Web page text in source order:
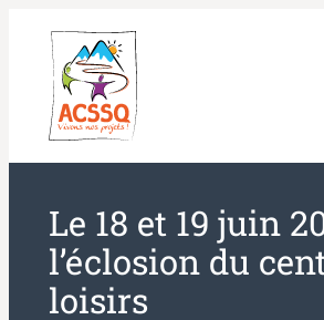
contenu
Le 18 et 19 juin
l’éclosion du
loisirs